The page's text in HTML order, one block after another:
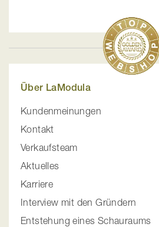
Über LaModula
Kundenmeinungen
Kontakt
Verkaufsteam
Aktuelles
Karriere
Interview mit den Gründern
Entstehung eines Schauraums